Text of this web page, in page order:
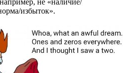
избыток».